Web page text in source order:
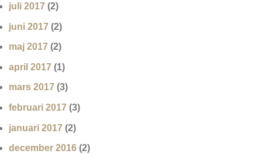
juli 2017 (2)
juni 2017 (2)
maj 2017 (2)
april 2017 (1)
mars 2017 (3)
februari 2017 (3)
januari 2017 (2)
december 2016 (2)